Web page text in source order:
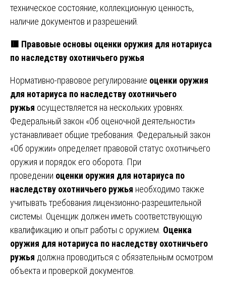
техническое состояние, коллекционную ценность,
наличие документов и разрешений.
🟥 Правовые основы оценки оружия для нотариуса
по наследству охотничьего ружья
Нормативно-правовое регулирование оценки оружия
для нотариуса по наследству охотничьего
ружья осуществляется на нескольких уровнях.
Федеральный закон «Об оценочной деятельности»
устанавливает общие требования. Федеральный закон
«Об оружии» определяет правовой статус охотничьего
оружия и порядок его оборота. При
проведении оценки оружия для нотариуса по
наследству охотничьего ружья необходимо также
учитывать требования лицензионно-разрешительной
системы. Оценщик должен иметь соответствующую
квалификацию и опыт работы с оружием. Оценка
оружия для нотариуса по наследству охотничьего
ружья должна проводиться с обязательным осмотром
объекта и проверкой документов.